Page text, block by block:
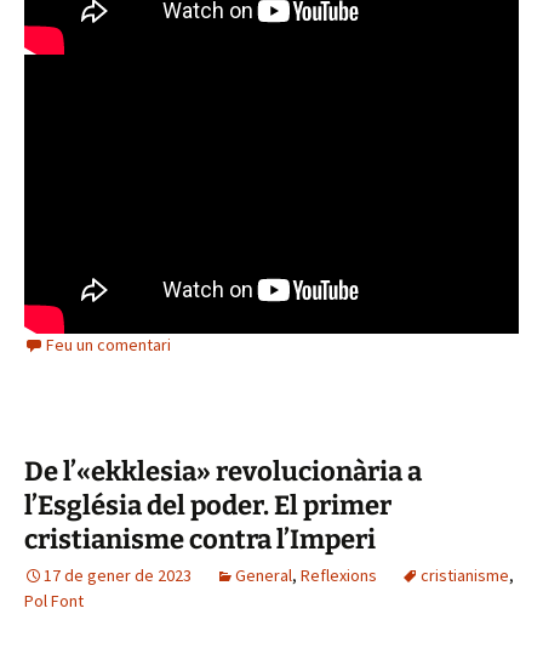
Feu un comentari
De l’«ekklesia» revolucionària a
l’Església del poder. El primer
cristianisme contra l’Imperi
17 de gener de 2023 General, Reflexions cristianisme,
Pol Font